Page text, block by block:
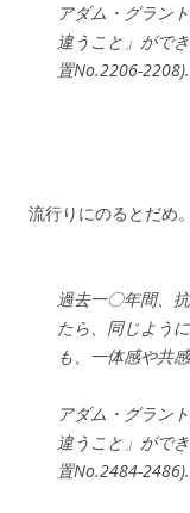
アダム・グラン
違うこと」がで
置No.2206-
流行りにのるとだめ。
過去一〇年間、
たら、同じよう
も、一体感や共
アダム・グラン
違うこと」がで
置No.2484-